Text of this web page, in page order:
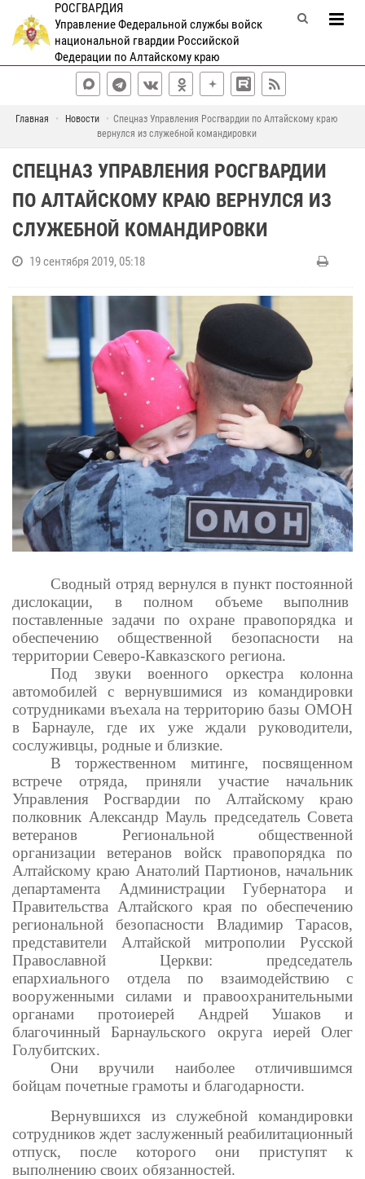
РОСГВАРДИЯ
Управление Федеральной службы войск
национальной гвардии Российской
Федерации по Алтайскому краю
Главная Новости
Спецназ Управления Росгвардии по Алтайскому краю
вернулся из служебной командировки
СПЕЦНАЗ УПРАВЛЕНИЯ РОСГВАРДИИ
ПО АЛТАЙСКОМУ КРАЮ ВЕРНУЛСЯ ИЗ
СЛУЖЕБНОЙ КОМАНДИРОВКИ
19 сентября 2019, 05:18
Сводный отряд вернулся в пункт постоянной
дислокации, в полном объеме выполнив
поставленные задачи по охране правопорядка и
обеспечению общественной безопасности на
территории Северо-Кавказского региона.
Под звуки военного оркестра колонна
автомобилей с вернувшимися из командировки
сотрудниками въехала на территорию базы ОМОН
в Барнауле, где их уже ждали руководители,
сослуживцы, родные и близкие.
В торжественном митинге, посвященном
встрече отряда, приняли участие начальник
Управления Росгвардии по Алтайскому краю
полковник Александр Мауль председатель Совета
ветеранов Региональной общественной
организации ветеранов войск правопорядка по
Алтайскому краю Анатолий Партионов, начальник
департамента Администрации Губернатора и
Правительства Алтайского края по обеспечению
региональной безопасности Владимир Тарасов,
представители Алтайской митрополии Русской
Православной Церкви: председатель
епархиального отдела по взаимодействию с
вооруженными силами и правоохранительными
органами протоиерей Андрей Ушаков и
благочинный Барнаульского округа иерей Олег
Голубитских.
Они вручили наиболее отличившимся
бойцам почетные грамоты и благодарности.
Вернувшихся из служебной командировки
сотрудников ждет заслуженный реабилитационный
отпуск, после которого они приступят к
выполнению своих обязанностей.